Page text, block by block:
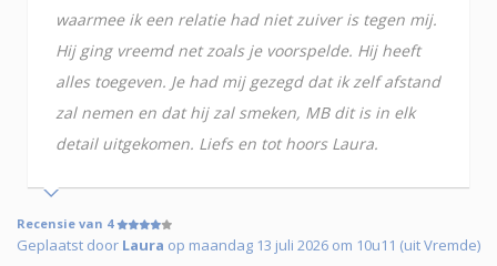
waarmee ik een relatie had niet zuiver is tegen mij.
Hij ging vreemd net zoals je voorspelde. Hij heeft
alles toegeven. Je had mij gezegd dat ik zelf afstand
zal nemen en dat hij zal smeken, MB dit is in elk
detail uitgekomen. Liefs en tot hoors Laura.
Recensie van 4
Geplaatst door Laura op maandag 13 juli 2026 om 10u11 (uit Vremde)